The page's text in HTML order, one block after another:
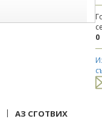
0
| АЗ СГОТВИХ